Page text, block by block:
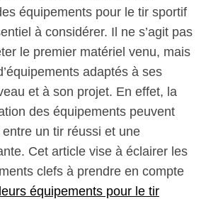
équipements pour le tir sportif
à considérer. Il ne s’agit pas
le premier matériel venu, mais
adaptés à ses
et à son projet. En effet, la
des équipements peuvent
un tir réussi et une
Cet article vise à éclairer les
clefs à prendre en compte
équipements pour le tir